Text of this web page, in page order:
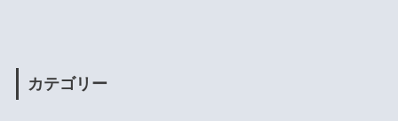
カテゴリー